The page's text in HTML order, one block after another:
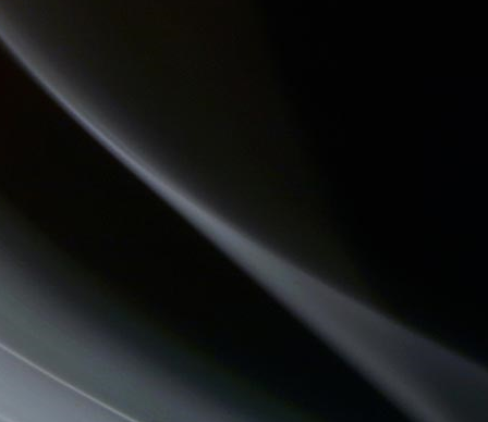
CHECKPOINT
CHEMINS DU JAZZ
REVISONS NOS CLASSIQUES